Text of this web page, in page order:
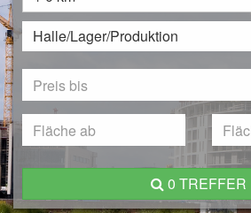
Halle/Lager/Produktion
0 TREFFER